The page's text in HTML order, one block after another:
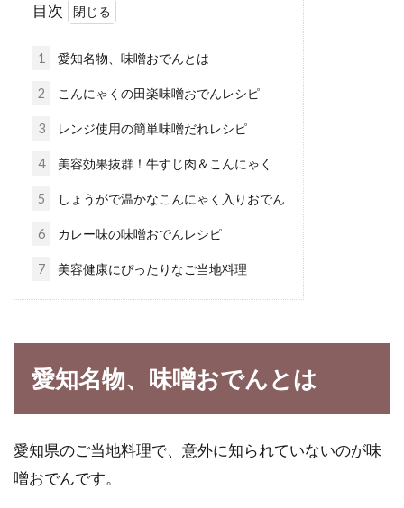
玄米を精米する上で、取れる米ぬかですが、実
はこの米ぬかにはダイエット効果があるのをご
チーズダイエットの方法教えます！
実践してブログにのせよう
みなさん、グラタンやピザは好きですか？これ
らを作るのに、なくてはならない材料のひとつ
に、チー...
ットに向いているのか
しかし、豚肉にはカロリーが高そうなイメージ
目次
1 愛知名物、味噌おでんとは
2 こんにゃくの田楽味噌おでんレシピ
3 レンジ使用の簡単味噌だれレシピ
4 美容効果抜群！牛すじ肉＆こんにゃく
5 しょうがで温かなこんにゃく入りおでん
6 カレー味の味噌おでんレシピ
7 美容健康にぴったりなご当地料理
愛知名物、味噌おでんとは
愛知県のご当地料理で、意外に知られていないのが味
噌おでんです。